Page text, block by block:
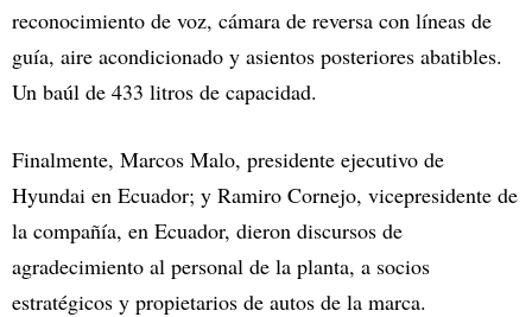
reconocimiento de voz, cámara de reversa con líneas de
guía, aire acondicionado y asientos posteriores abatibles.
Un baúl de 433 litros de capacidad.
Finalmente, Marcos Malo, presidente ejecutivo de
Hyundai en Ecuador; y Ramiro Cornejo, vicepresidente de
la compañía, en Ecuador, dieron discursos de
agradecimiento al personal de la planta, a socios
estratégicos y propietarios de autos de la marca.